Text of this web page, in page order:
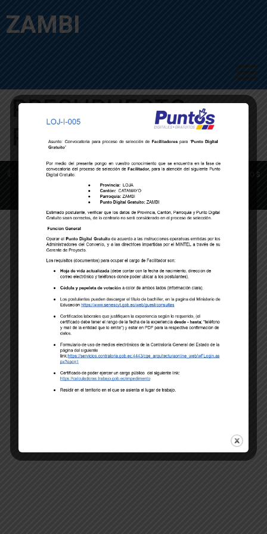
ZAMBI
PRESUPUESTO
PARTICIPATIVO
© Copyright 2023 – GAD PARROQUIAL ZAMBI | Términos
y Condiciones | Aviso de Privacidad